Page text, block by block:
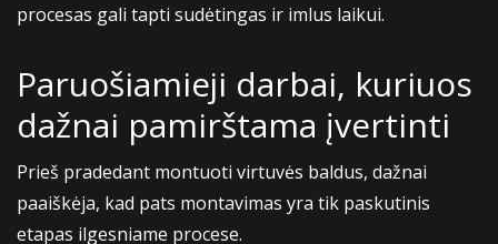
procesas gali tapti sudėtingas ir imlus laikui.
Paruošiamieji darbai, kuriuos
dažnai pamirštama įvertinti
Prieš pradedant montuoti virtuvės baldus, dažnai
paaiškėja, kad pats montavimas yra tik paskutinis
etapas ilgesniame procese.